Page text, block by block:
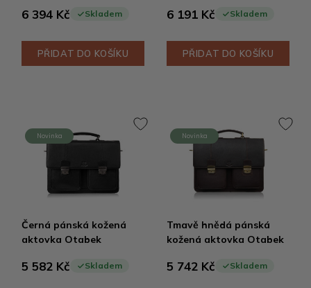
6 394 Kč Skladem
PŘIDAT DO KOŠÍKU
6 191 Kč Skladem
PŘIDAT DO KOŠÍKU
Novinka
Černá pánská kožená
aktovka Otabek
5 582 Kč Skladem
Novinka
Tmavě hnědá pánská
kožená aktovka Otabek
5 742 Kč Skladem